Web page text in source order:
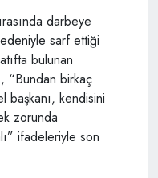
darbeye
sarf ettiği
bulunan
“Bundan birkaç
başkanı, kendisini
zorunda
ifadeleriyle son